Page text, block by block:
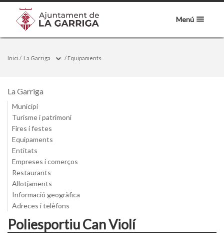
Menú
Inici / La Garriga / Equipaments
La Garriga
Municipi
Turisme i patrimoni
Fires i festes
Equipaments
Entitats
Empreses i comerços
Restaurants
Allotjaments
Informació geogràfica
Adreces i telèfons
Poliesportiu Can Violí